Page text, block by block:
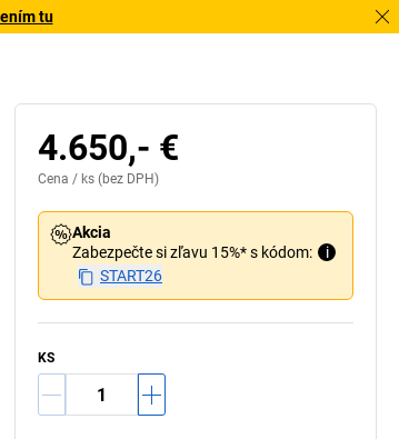
tu
4.650,- €
Cena / ks (bez DPH)
Akcia
Zabezpečte si zľavu 15%* s kódom:
i
START26
KS